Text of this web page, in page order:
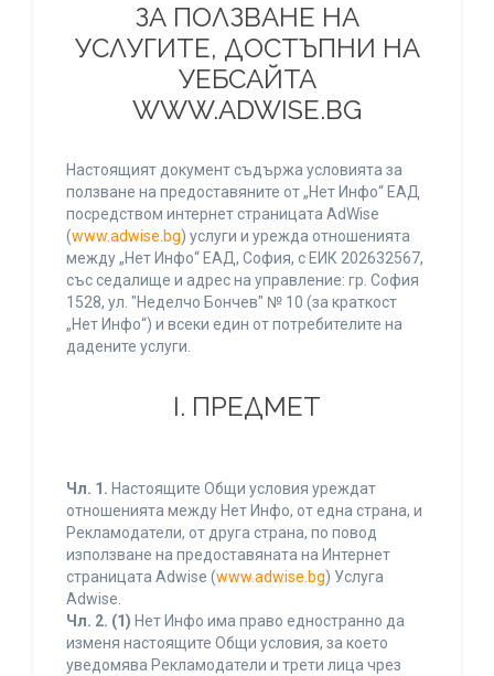
ЗА ПОЛЗВАНЕ НА
УСЛУГИТЕ, ДОСТЪПНИ НА
УЕБСАЙТА
WWW.ADWISE.BG
Настоящият документ съдържа условията за
ползване на предоставяните от „Нет Инфо“ ЕАД
посредством интернет страницата AdWise
(www.adwise.bg) услуги и урежда отношенията
между „Нет Инфо“ ЕАД, София, с ЕИК 202632567,
със седалище и адрес на управление: гр. София
1528, ул. "Неделчо Бончев" № 10 (за краткост
„Нет Инфо“) и всеки един от потребителите на
дадените услуги.
І. ПРЕДМЕТ
Чл. 1. Настоящите Общи условия уреждат
отношенията между Нет Инфо, от една страна, и
Рекламодатели, от друга страна, по повод
използване на предоставяната на Интернет
страницата Adwise (www.adwise.bg) Услуга
Adwise.
Чл. 2. (1) Нет Инфо има право едностранно да
изменя настоящите Общи условия, за което
уведомява Рекламодатели и трети лица чрез